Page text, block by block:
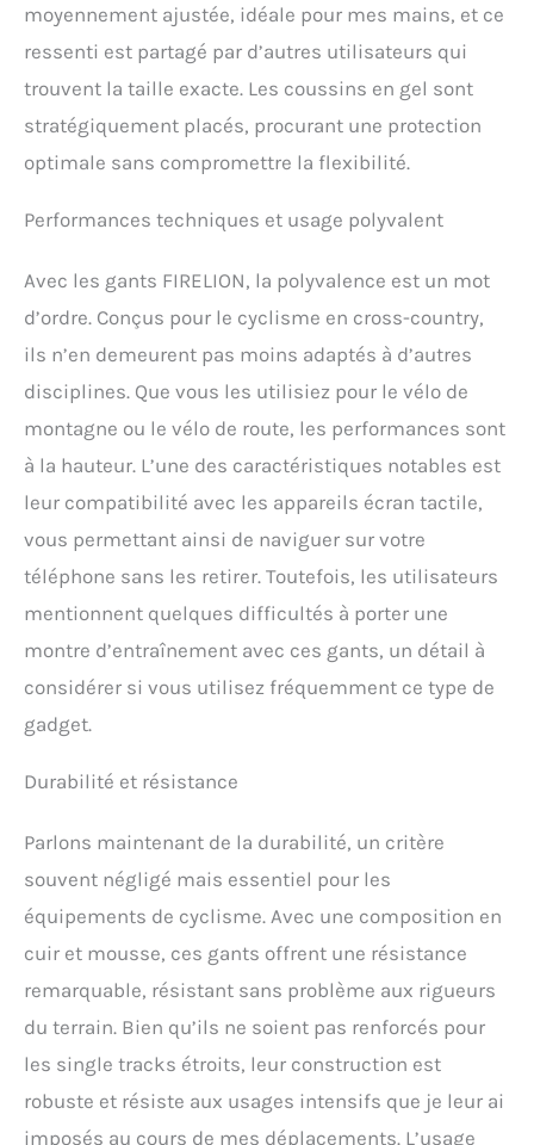
moyennement ajustée, idéale pour mes mains, et ce
ressenti est partagé par d’autres utilisateurs qui
trouvent la taille exacte. Les coussins en gel sont
stratégiquement placés, procurant une protection
optimale sans compromettre la flexibilité.
Performances techniques et usage polyvalent
Avec les gants FIRELION, la polyvalence est un mot
d’ordre. Conçus pour le cyclisme en cross-country,
ils n’en demeurent pas moins adaptés à d’autres
disciplines. Que vous les utilisiez pour le vélo de
montagne ou le vélo de route, les performances sont
à la hauteur. L’une des caractéristiques notables est
leur compatibilité avec les appareils écran tactile,
vous permettant ainsi de naviguer sur votre
téléphone sans les retirer. Toutefois, les utilisateurs
mentionnent quelques difficultés à porter une
montre d’entraînement avec ces gants, un détail à
considérer si vous utilisez fréquemment ce type de
gadget.
Durabilité et résistance
Parlons maintenant de la durabilité, un critère
souvent négligé mais essentiel pour les
équipements de cyclisme. Avec une composition en
cuir et mousse, ces gants offrent une résistance
remarquable, résistant sans problème aux rigueurs
du terrain. Bien qu’ils ne soient pas renforcés pour
les single tracks étroits, leur construction est
robuste et résiste aux usages intensifs que je leur ai
imposés au cours de mes déplacements. L’usage